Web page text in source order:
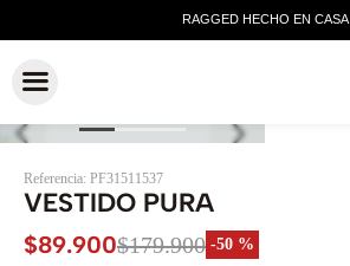
Referencia: PF31511537
VESTIDO PURA
$89.900$179.900 -50 %